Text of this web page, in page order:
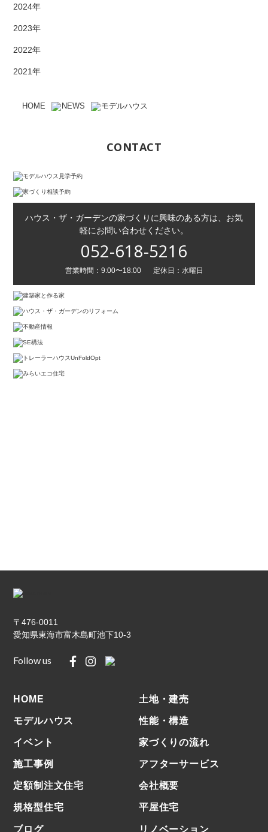
2024年
2023年
2022年
2021年
HOME NEWS モデルハウス
CONTACT
ハウス・ザ・ガーデンの家づくりに興味のある方は、お気
軽にお問い合わせください。
052-618-5216
営業時間：9:00〜18:00 定休日：水曜日
〒476-0011
愛知県東海市富木島町池下10-3
Follow us
HOME ⼟地・建売
モデルハウス 性能・構造
イベント 家づくりの流れ
施⼯事例 アフターサービス
定額制注文住宅 会社概要
規格型住宅 平屋住宅
ブログ リノベーション